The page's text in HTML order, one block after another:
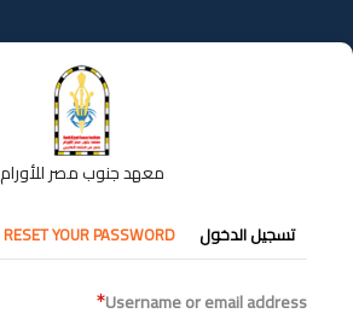
إلى
المحتوى
معهد جنوب مصر للأورام
التبويبات
الأساسية
تسجيل الدخول RESET YOUR PASSWORD
Username or email address